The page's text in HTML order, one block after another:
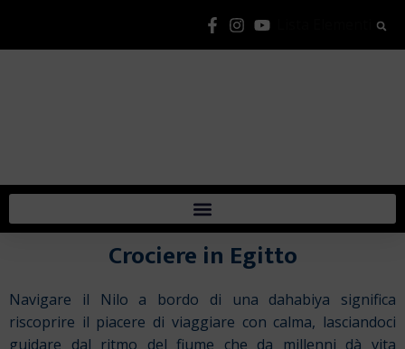
Crociere in Egitto
Navigare il Nilo a bordo di una dahabiya significa
riscoprire il piacere di viaggiare con calma, lasciandoci
guidare dal ritmo del fiume che da millenni dà vita